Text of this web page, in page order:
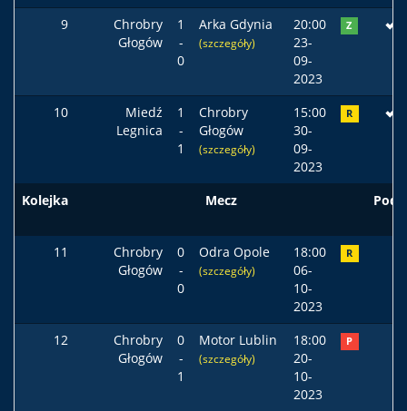
9
Chrobry
Głogów
1
-
0
Arka Gdynia
(szczegóły)
20:00
23-
09-
2023
Z
10
Miedź
Legnica
1
-
1
Chrobry
Głogów
(szczegóły)
15:00
30-
09-
2023
R
Kolejka Mecz
11
Chrobry
Głogów
0
-
0
Odra Opole
(szczegóły)
18:00
06-
10-
2023
R
12
Chrobry
Głogów
0
-
1
Motor Lublin
(szczegóły)
18:00
20-
10-
2023
P